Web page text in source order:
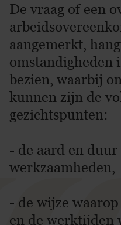
De vraag of een
aangemerkt,
omstandigheden
bezien, waarbij
kunnen zijn de
gezichtspunten:
- de aard en duur
werkzaamheden,
- de wijze
en de werktijden